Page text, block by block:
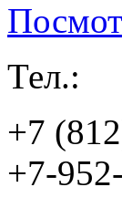
Тел.:
+7
+7-